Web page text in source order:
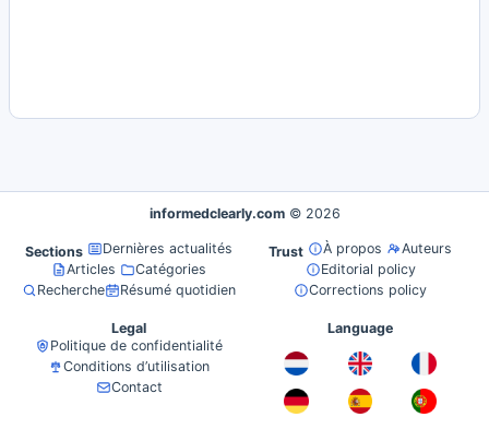
informedclearly.com © 2026
Sections
Dernières actualités
Articles
Catégories
Recherche
Résumé quotidien
Trust À propos
Auteurs
Editorial policy
Corrections policy
Legal
Politique de confidentialité
Conditions d’utilisation
Contact
Language